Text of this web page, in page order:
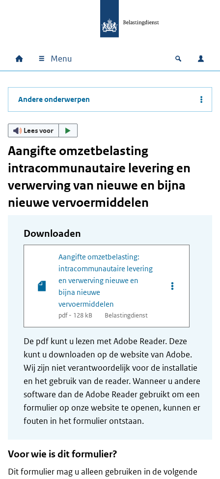
Hoofdnavigatie
Home Menu Open
Andere onderwerpen
Lees voor
Aangifte omzetbelasting
intracommunautaire levering en
verwerving van nieuwe en bijna
nieuwe vervoermiddelen
Downloaden
Aangifte omzetbelasting:
intracommunautaire levering
en verwerving nieuwe en
bijna nieuwe
vervoermiddelen
pdf - 128 kB Belastingdienst
Opties van
De pdf kunt u lezen met Adobe Reader. Deze
kunt u downloaden op de website van Adobe.
Wij zijn niet verantwoordelijk voor de installatie
en het gebruik van de reader. Wanneer u andere
software dan de Adobe Reader gebruikt om een
formulier op onze website te openen, kunnen er
fouten in het formulier ontstaan.
Voor wie is dit formulier?
Dit formulier mag u alleen gebruiken in de volgende